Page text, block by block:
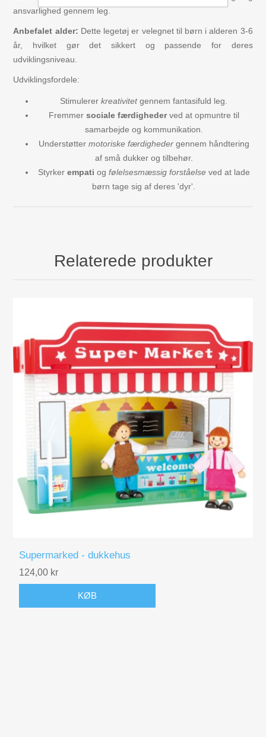
ansvarlighed gennem leg.
Anbefalet alder: Dette legetøj er velegnet til børn i alderen 3-6
år, hvilket gør det sikkert og passende for deres
udviklingsniveau.
Udviklingsfordele:
Stimulerer kreativitetgennem fantasifuld leg.
Fremmer sociale færdighederved at opmuntre til
samarbejde og kommunikation.
Understøtter motoriske færdighedergennem håndtering
af små dukker og tilbehør.
Styrker empati og følelsesmæssig forståelseved at lade
børn tage sig af deres 'dyr'.
Relaterede produkter
Supermarked - dukkehus
124,00 kr
KØB